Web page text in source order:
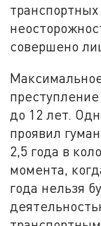
совершено
до 12 лет.
проявил
2,5 года в
момента,
года нельзя